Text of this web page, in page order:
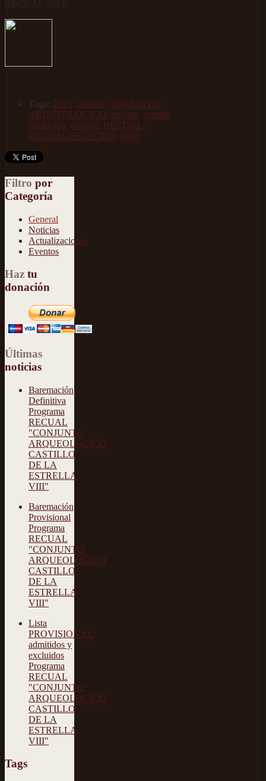
2023 castillo CONJUNTO
ARQUEOLOGICO empleo estrella
fundacion montiel RECUAL
RECUALIFICACION
taller
Filtro por
Categoría
General
Noticias
Actualizaciones
Eventos
Haz tu
donación
Últimas
noticias
Baremación
Definitiva
Programa
RECUAL
"CONJUNTO
ARQUEOLÓGICO
CASTILLO
DE LA
ESTRELLA
VIII"
Baremación
Provisional
Programa
RECUAL
"CONJUNTO
ARQUEOLÓGICO
CASTILLO
DE LA
ESTRELLA
VIII"
Lista
PROVISIONAL
admitidos y
excluidos
Programa
RECUAL
"CONJUNTO
ARQUEOLÓGICO
CASTILLO
DE LA
ESTRELLA
VIII"
Tags